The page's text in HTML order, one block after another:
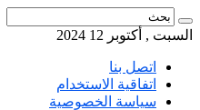
السبت , أكتوبر 12 2024
اتصل بنا
اتفاقية الاستخدام
سياسة الخصوصية